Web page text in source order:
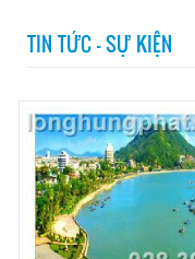
TIN TỨC - SỰ KIỆN